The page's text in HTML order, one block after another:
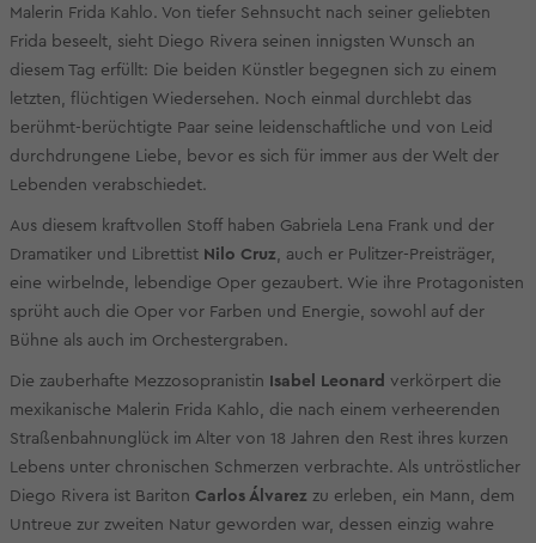
Malerin Frida Kahlo. Von tiefer Sehnsucht nach seiner geliebten
Frida beseelt, sieht Diego Rivera seinen innigsten Wunsch an
diesem Tag erfüllt: Die beiden Künstler begegnen sich zu einem
letzten, flüchtigen Wiedersehen. Noch einmal durchlebt das
berühmt-berüchtigte Paar seine leidenschaftliche und von Leid
durchdrungene Liebe, bevor es sich für immer aus der Welt der
Lebenden verabschiedet.
Aus diesem kraftvollen Stoff haben Gabriela Lena Frank und der
Dramatiker und Librettist Nilo Cruz , auch er Pulitzer-Preisträger,
eine wirbelnde, lebendige Oper gezaubert. Wie ihre Protagonisten
sprüht auch die Oper vor Farben und Energie, sowohl auf der
Bühne als auch im Orchestergraben.
Die zauberhafte Mezzosopranistin Isabel Leonard verkörpert die
mexikanische Malerin Frida Kahlo, die nach einem verheerenden
Straßenbahnunglück im Alter von 18 Jahren den Rest ihres kurzen
Lebens unter chronischen Schmerzen verbrachte. Als untröstlicher
Diego Rivera ist Bariton Carlos Álvarez zu erleben, ein Mann, dem
Untreue zur zweiten Natur geworden war, dessen einzig wahre